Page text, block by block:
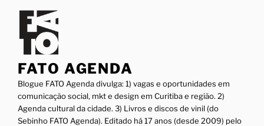
conteúdo
FATO AGENDA
Blogue FATO Agenda divulga: 1) vagas e oportunidades em
comunicação social, mkt e design em Curitiba e região. 2)
Agenda cultural da cidade. 3) Livros e discos de vinil (do
Sebinho FATO Agenda). Editado há 17 anos (desde 2009) pelo